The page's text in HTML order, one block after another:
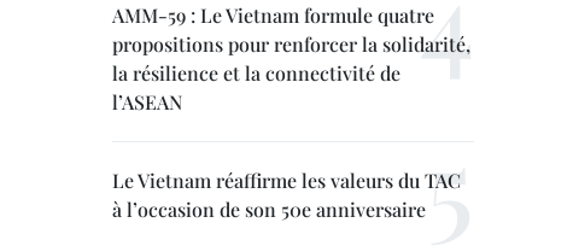
AMM-59 : Le Vietnam formule quatre
propositions pour renforcer la solidarité,
la résilience et la connectivité de
l’ASEAN
Le Vietnam réaffirme les valeurs du TAC
à l’occasion de son 50e anniversaire